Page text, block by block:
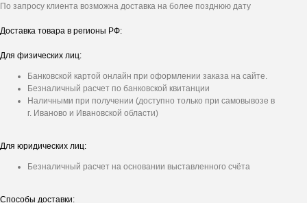
По запросу клиента возможна доставка на более позднюю дату
Доставка товара в регионы РФ:
Для физических лиц:
Банковской картой онлайн при оформлении заказа на сайте.
Безналичный расчет по банковской квитанции
Наличными при получении (доступно только при самовывозе в
г. Иваново и Ивановской области)
Для юридических лиц:
Безналичный расчет на основании выставленного счёта
Способы доставки: